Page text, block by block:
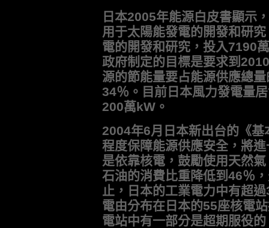
日本2005年能源白皮書顯示
用于太陽能發電的開發和研
電的開發和研究，投入7190
政府制定的目標是要求到
源的節能量要占能源供應總
34％。目前日本風力發電量
200萬kW。
2004年6月日本新出台的《
程度保障能源供應安全，將
是依靠核電，鼓勵使用天然
石油的消費比重降低到46％
止，日本的工業電力中有超
電由分布在日本的55座核電
電站中有一部分是超期服役